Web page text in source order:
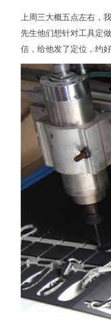
上周三大概五点左右，
先生他们想针对工具定
信，给他发了定位，约